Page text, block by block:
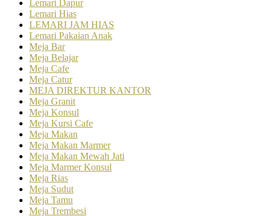
Lemari Dapur
Lemari Hias
LEMARI JAM HIAS
Lemari Pakaian Anak
Meja Bar
Meja Belajar
Meja Cafe
Meja Catur
MEJA DIREKTUR KANTOR
Meja Granit
Meja Konsul
Meja Kursi Cafe
Meja Makan
Meja Makan Marmer
Meja Makan Mewah Jati
Meja Marmer Konsul
Meja Rias
Meja Sudut
Meja Tamu
Meja Trembesi